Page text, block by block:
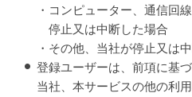
・コンピューター、通信回
停止又は中断した場合
・その他、当社が停止又は
登録ユーザーは、前項に基
当社、本サービスの他の利